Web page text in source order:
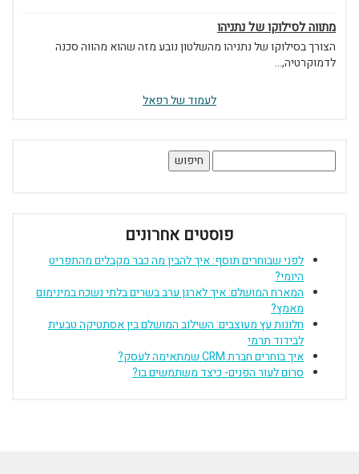
מתווה לסילוקו של נתניהו
הצורך בסילוקו של נתניהו מהשלטון נובע מזה שהוא מהווה סכנה
לדמוקרטיה,...
לעמוד של רפאל
חיפוש:
פוסטים אחרונים
לפני שבוחרים תוסף: איך להבין מה כבר מקבלים מהתפריט
היומי?
המארח המושלם: איך לארגן ערב בשרים בלתי נשכח במינימום
מאמץ?
חלונות עץ מעוצבים: השילוב המושלם בין אסתטיקה טבעית
לבידוד תרמי
איך בוחרים חברת CRM שמתאימה לעסק?
סרום לעור הפנים- כיצד משתמשים בו?